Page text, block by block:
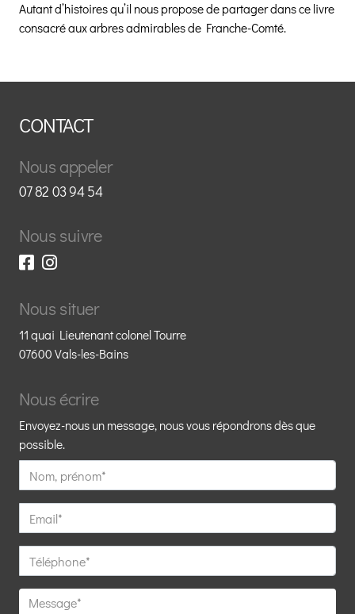
Autant d’histoires qu’il nous propose de partager dans ce livre
consacré aux arbres admirables de Franche-Comté.
CONTACT
Nous appeler
07 82 03 94 54
Nous suivre
Nous situer
11 quai Lieutenant colonel Tourre
07600 Vals-les-Bains
Nous écrire
Envoyez-nous un message, nous vous répondrons dès que
possible.